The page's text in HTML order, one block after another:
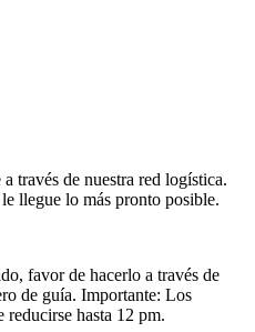
través de nuestra red logística.
llegue lo más pronto posible.
favor de hacerlo a través de
de guía. Importante: Los
reducirse hasta 12 pm.